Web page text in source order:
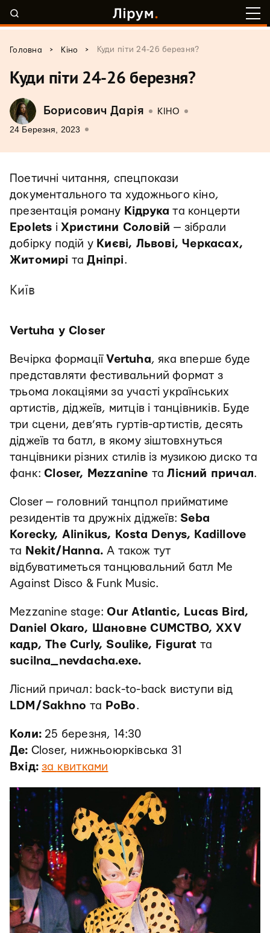
Головна > Кіно > Куди піти 24-26 березня?
Куди піти 24-26 березня?
Борисович Дарія КІНО
24 Березня, 2023
Поетичні читання, спецпокази
документального та художнього кіно,
презентація роману Кідрука та концерти
Epolets іХристини Соловій— зібрали
добірку подій у Києві, Львові, Черкасах,
Житомирі таДніпрі.
Київ
Vertuha у Closer
Вечірка формації Vertuha, яка вперше буде
представляти фестивальний формат з
трьома локаціями за участі українських
артистів, діджеїв, митців і танцівників. Буде
три сцени, дев’ять гуртів-артистів, десять
діджеїв та батл, в якому зіштовхнуться
танцівники різних стилів із музикою диско та
фанк:Closer, Mezzanine таЛісний причал.
Closer — головний танцпол прийматиме
резидентів та дружніх діджеїв: Seba
Korecky, Alinikus, Kosta Denys, Kadillove
та Nekit/Hanna.А також тут
відбуватиметься танцювальний батл Me
Against Disco & Funk Music.
Mezzanine stage:Our Atlantic, Lucas Bird,
Daniel Okaro, Шановне CUMСТВО, XXV
кадр, The Curly, Soulike, Figurat та
sucilna_nevdacha.exe.
Лісний причал: back-to-back виступи від
LDM/Sakhnoта PoBo.
Коли: 25 березня, 14:30
Де: Closer, нижньоюрківська 31
Вхід: за квитками